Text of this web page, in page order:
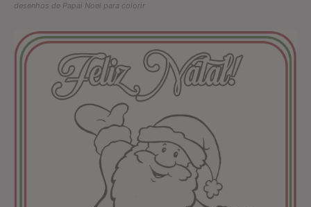
desenhos de Papai Noel para colorir